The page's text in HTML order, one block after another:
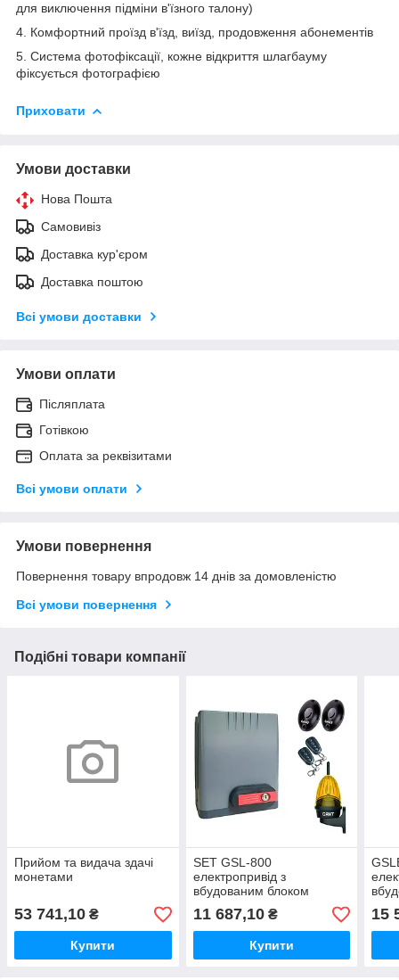
для виключення підміни в'їзного талону)
4. Комфортний проїзд в'їзд, виїзд, продовження абонементів
5. Система фотофіксації, кожне відкриття шлагбауму
фіксується фотографією
Приховати
Умови доставки
Нова Пошта
Самовивіз
Доставка кур'єром
Доставка поштою
Всі умови доставки
Умови оплати
Післяплата
Готівкою
Оплата за реквізитами
Всі умови оплати
Умови повернення
Повернення товару впродовж 14 днів за домовленістю
Всі умови повернення
Подібні товари компанії
Прийом та видача здачі
монетами
53 741,10 ₴
Купити
SET GSL-800
електропривід з
вбудованим блоком
керування та приймачем
11 687,10₴
Купити
15